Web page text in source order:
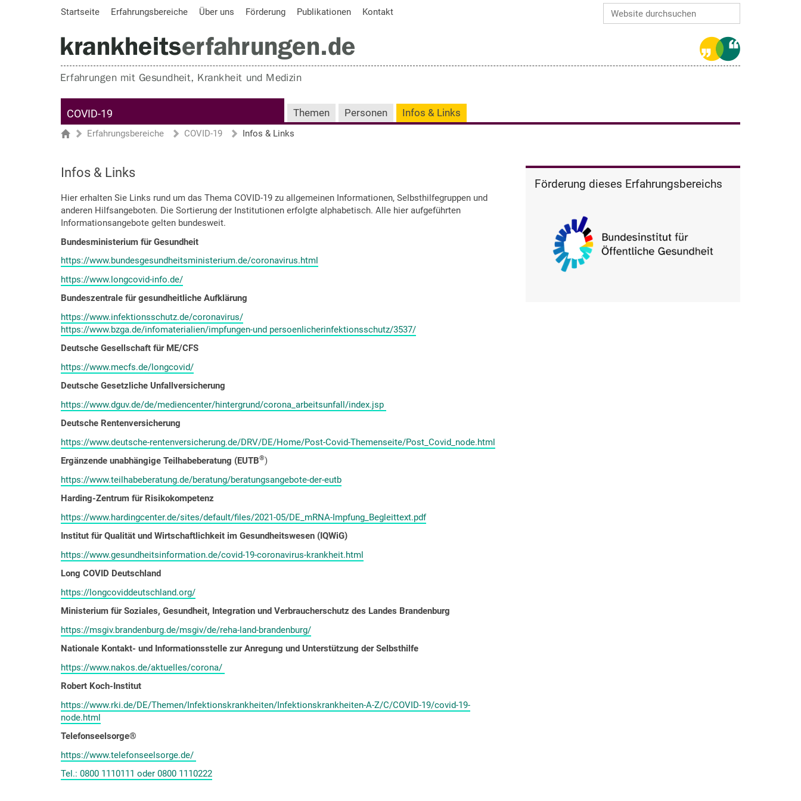
Erweiterte Suche…
Startseite Erfahrungsbereiche Über uns Förderung Publikationen Kontakt
COVID-19 Themen Personen Infos & Links
Sie sind hier
StartseiteErfahrungsbereiche COVID-19 Infos & Links
Infos & Links
Hier erhalten Sie Links rund um das Thema COVID-19 zu allgemeinen Informationen, Selbsthilfegruppen und
anderen Hilfsangeboten. Die Sortierung der Institutionen erfolgte alphabetisch. Alle hier aufgeführten
Informationsangebote gelten bundesweit.
Bundesministerium für Gesundheit
https://www.bundesgesundheitsministerium.de/coronavirus.html
https://www.longcovid-info.de/
Bundeszentrale für gesundheitliche Aufklärung
https://www.infektionsschutz.de/coronavirus/
https://www.bzga.de/infomaterialien/impfungen-und persoenlicherinfektionsschutz/3537/
Deutsche Gesellschaft für ME/CFS
https://www.mecfs.de/longcovid/
Deutsche Gesetzliche Unfallversicherung
https://www.dguv.de/de/mediencenter/hintergrund/corona_arbeitsunfall/index.jsp
Deutsche Rentenversicherung
https://www.deutsche-rentenversicherung.de/DRV/DE/Home/Post-Covid-Themenseite/Post_Covid_node.html
Ergänzende unabhängige Teilhabeberatung (EUTB®)
https://www.teilhabeberatung.de/beratung/beratungsangebote-der-eutb
Harding-Zentrum für Risikokompetenz
https://www.hardingcenter.de/sites/default/files/2021-05/DE_mRNA-Impfung_Begleittext.pdf
Institut für Qualität und Wirtschaftlichkeit im Gesundheitswesen (IQWiG)
https://www.gesundheitsinformation.de/covid-19-coronavirus-krankheit.html
Long COVID Deutschland
https://longcoviddeutschland.org/
Ministerium für Soziales, Gesundheit, Integration und Verbraucherschutz des Landes Brandenburg
https://msgiv.brandenburg.de/msgiv/de/reha-land-brandenburg/
Nationale Kontakt- und Informationsstelle zur Anregung und Unterstützung der Selbsthilfe
https://www.nakos.de/aktuelles/corona/
Robert Koch-Institut
https://www.rki.de/DE/Themen/Infektionskrankheiten/Infektionskrankheiten-A-Z/C/COVID-19/covid-19-
node.html
Telefonseelsorge®
https://www.telefonseelsorge.de/
Tel.: 0800 1110111 oder 0800 1110222
Förderung dieses Erfahrungsbereichs